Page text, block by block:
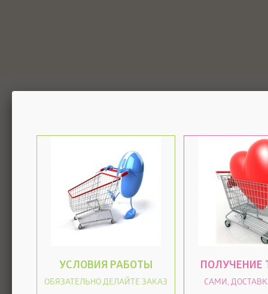
УСЛОВИЯ РАБОТЫ
ОБЯЗАТЕЛЬНО ДЕЛАЙТЕ ЗАКАЗ
ПОЛУЧЕНИЕ
САМИ,